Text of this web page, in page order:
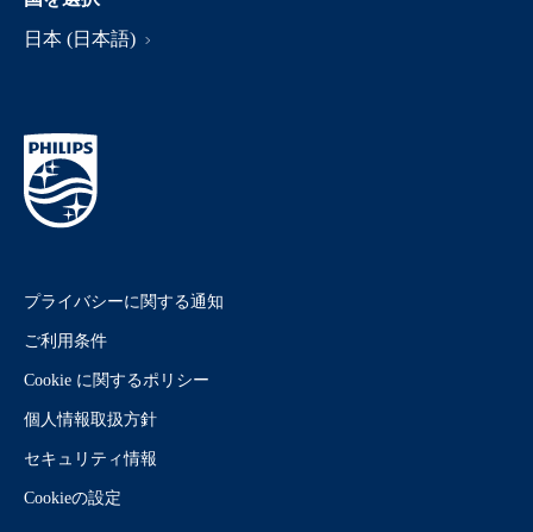
日本 (日本語)
プライバシーに関する通知
ご利用条件
Cookie に関するポリシー
個人情報取扱方針
セキュリティ情報
Cookieの設定